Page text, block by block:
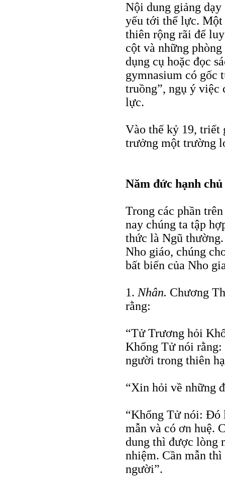
Nội dung giảng dạy
yếu tới thể lực. Một
thiên rộng rãi để
cột và những
dụng cụ hoặc đọc
gymnasium có
truồng”, ngụ ý việc
lực.
Vào thế kỷ 19, triết
trưởng một trường
Năm đức hạnh chủ
Trong các phần
nay chúng ta tập
thức là Ngũ
Nho giáo, chúng
bất biến của Nho
1. Nhân. Chương
rằng:
“Tử Trương hỏi
Khổng Tử nói
người trong thiên
“Xin hỏi về những
“Khổng Tử nói: Ðó
mẫn và có ơn huệ.
dung thì được lòng
nhiệm. Cần mẫn
người”.